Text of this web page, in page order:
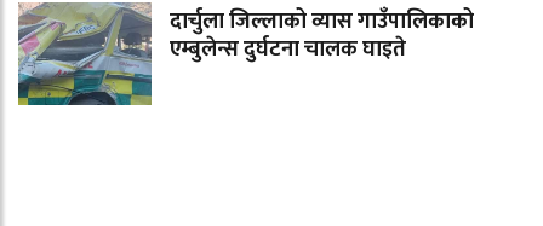
दार्चुला जिल्लाको व्यास गाउँपालिकाको
एम्बुलेन्स दुर्घटना चालक घाइते